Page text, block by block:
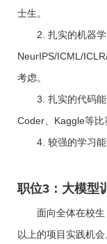
士生。
2. 扎实的机器
NeurIPS/ICML/
考虑。
3. 扎实的代码
Coder、Kaggle等比
4. 较强的学习
职位3：大模型
面向全体在校
以上的项目实践机会